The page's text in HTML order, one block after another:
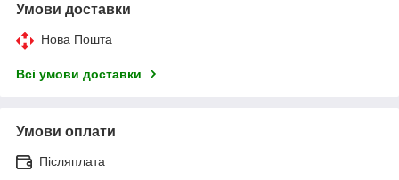
Умови доставки
Нова Пошта
Всі умови доставки
Умови оплати
Післяплата